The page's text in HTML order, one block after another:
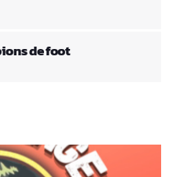
de foot